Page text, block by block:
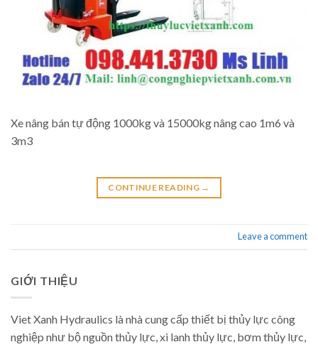
Xe nâng bán tự động 1000kg và 15000kg nâng cao 1m6 và
3m3
CONTINUE READING →
Leave a comment
GIỚI THIỆU
Viet Xanh Hydraulics là nhà cung cấp thiết bị thủy lực công
nghiệp như bộ nguồn thủy lực, xi lanh thủy lực, bơm thủy lực,